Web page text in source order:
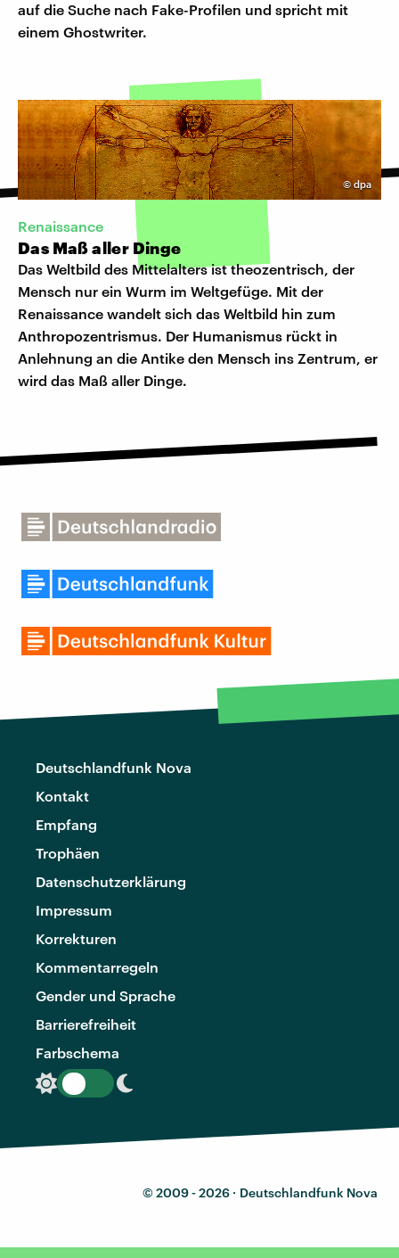
auf die Suche nach Fake-Profilen und spricht mit
einem Ghostwriter.
©dpa
Renaissance
Das Maß aller Dinge
Das Weltbild des Mittelalters ist theozentrisch, der
Mensch nur ein Wurm im Weltgefüge. Mit der
Renaissance wandelt sich das Weltbild hin zum
Anthropozentrismus. Der Humanismus rückt in
Anlehnung an die Antike den Mensch ins Zentrum, er
wird das Maß aller Dinge.
Deutschlandfunk Nova
Kontakt
Empfang
Trophäen
Datenschutzerklärung
Impressum
Korrekturen
Kommentarregeln
Gender und Sprache
Barrierefreiheit
Farbschema
© 2009 - 2026 · Deutschlandfunk Nova